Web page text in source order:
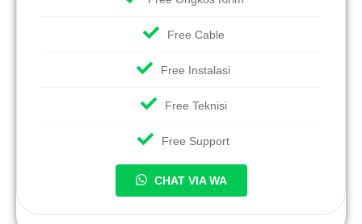
Free Cable
Free Instalasi
Free Teknisi
Free Support
CHAT VIA WA